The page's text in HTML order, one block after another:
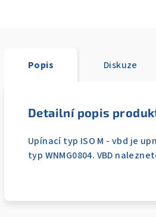
Popis Diskuze
Detailní popis
Upínací typ ISO M - vbd je
typ WNMG0804. VBD